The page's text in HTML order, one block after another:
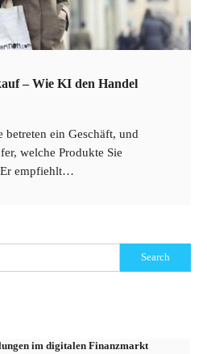
– Wie KI den Handel
betreten ein Geschäft, und
welche Produkte Sie
Er empfiehlt…
Search
– Grundlagen des Forex-
Tipps für Anfänger
– Die neuesten Trends und
im digitalen Finanzmarkt
Einfluss auf Umwelt und